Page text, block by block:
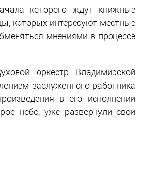
которого ждут книжные
которых интересуют местные
мнениями в процессе
уховой оркестр Владимирской
заслуженного работника
в его исполнении
небо, уже развернули свои